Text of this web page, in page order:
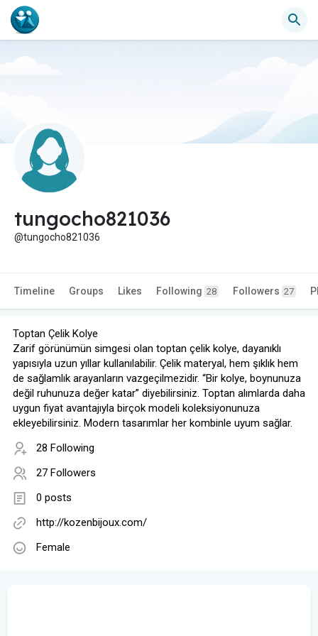
tungocho821036
@tungocho821036
Timeline Groups Likes Following 28 Followers 27
Toptan Çelik Kolye
Zarif görünümün simgesi olan toptan çelik kolye, dayanıklı
yapısıyla uzun yıllar kullanılabilir. Çelik materyal, hem şıklık hem
de sağlamlık arayanların vazgeçilmezidir. “Bir kolye, boynunuza
değil ruhunuza değer katar” diyebilirsiniz. Toptan alımlarda daha
uygun fiyat avantajıyla birçok modeli koleksiyonunuza
ekleyebilirsiniz. Modern tasarımlar her kombinle uyum sağlar.
28 Following
27 Followers
0 posts
http://kozenbijoux.com/
Female